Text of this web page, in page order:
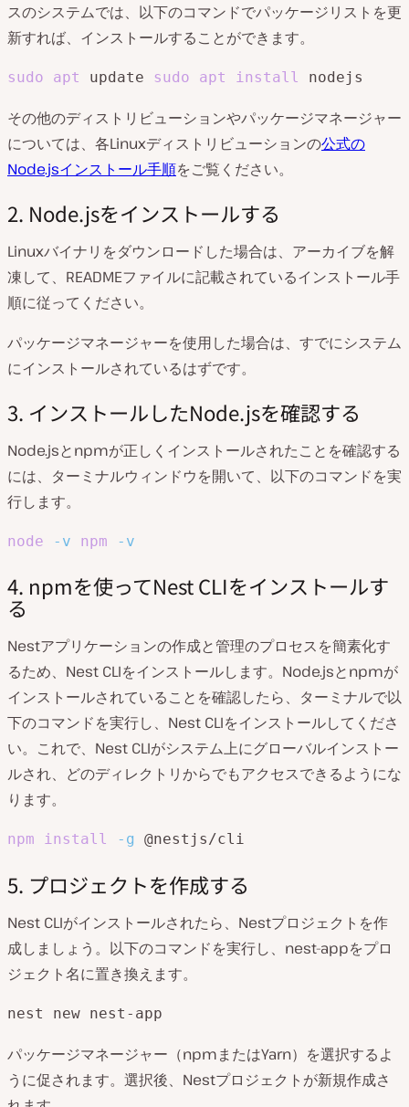
スのシステムでは、以下のコマンドでパッケージリストを更
新すれば、インストールすることができます。
sudo apt update sudo apt install nodejs
その他のディストリビューションやパッケージマネージャー
については、各Linuxディストリビューションの公式の
Node.jsインストール手順をご覧ください。
2. Node.jsをインストールする
Linuxバイナリをダウンロードした場合は、アーカイブを解
凍して、READMEファイルに記載されているインストール手
順に従ってください。
パッケージマネージャーを使用した場合は、すでにシステム
にインストールされているはずです。
3. インストールしたNode.jsを確認する
Node.jsとnpmが正しくインストールされたことを確認する
には、ターミナルウィンドウを開いて、以下のコマンドを実
行します。
node -v npm -v
4. npmを使ってNest CLIをインストールす
る
Nestアプリケーションの作成と管理のプロセスを簡素化す
るため、Nest CLIをインストールします。Node.jsとnpmが
インストールされていることを確認したら、ターミナルで以
下のコマンドを実行し、Nest CLIをインストールしてくださ
い。これで、Nest CLIがシステム上にグローバルインストー
ルされ、どのディレクトリからでもアクセスできるようにな
ります。
npm install -g @nestjs/cli
5. プロジェクトを作成する
Nest CLIがインストールされたら、Nestプロジェクトを作
成しましょう。以下のコマンドを実行し、nest-appをプロ
ジェクト名に置き換えます。
nest new nest-app
パッケージマネージャー（npmまたはYarn）を選択するよ
うに促されます。選択後、Nestプロジェクトが新規作成さ